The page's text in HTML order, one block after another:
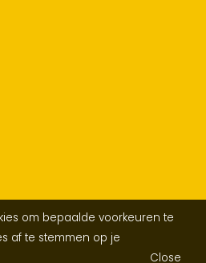
om bepaalde voorkeuren te
af te stemmen op je
Close